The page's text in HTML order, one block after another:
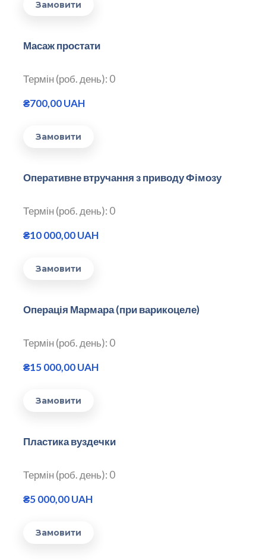
Замовити
Масаж простати
Термін (роб. день): 0
₴700,00 UAH
Замовити
Оперативне втручання з приводу Фімозу
Термін (роб. день): 0
₴10 000,00 UAH
Замовити
Операція Мармара (при варикоцеле)
Термін (роб. день): 0
₴15 000,00 UAH
Замовити
Пластика вуздечки
Термін (роб. день): 0
₴5 000,00 UAH
Замовити